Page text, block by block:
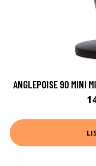
ANGLEPOISE 90 MINI